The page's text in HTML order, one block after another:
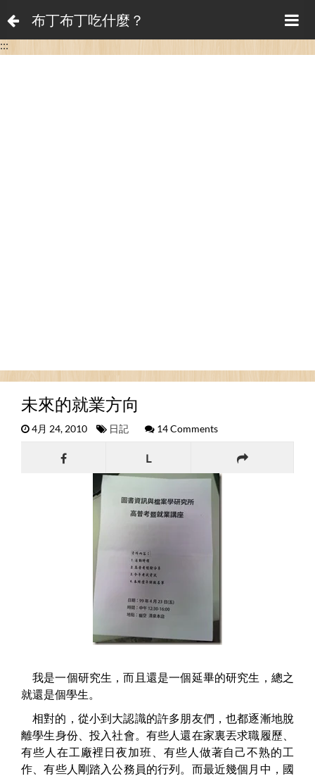
布丁布丁吃什麼？
:::
未來的就業方向
4月 24, 2010 日記 14 Comments
L
我是一個研究生，而且還是一個延畢的研究生，總之
就還是個學生。
相對的，從小到大認識的許多朋友們，也都逐漸地脫
離學生身份、投入社會。有些人還在家裏丟求職履歷、
有些人在工廠裡日夜加班、有些人做著自己不熟的工
作、有些人剛踏入公務員的行列。而最近幾個月中，國